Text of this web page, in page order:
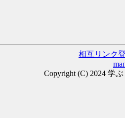
相互リンク
Copyright (C) 2024 学